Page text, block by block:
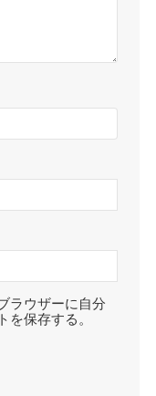
ラウザーに自分
を保存する。